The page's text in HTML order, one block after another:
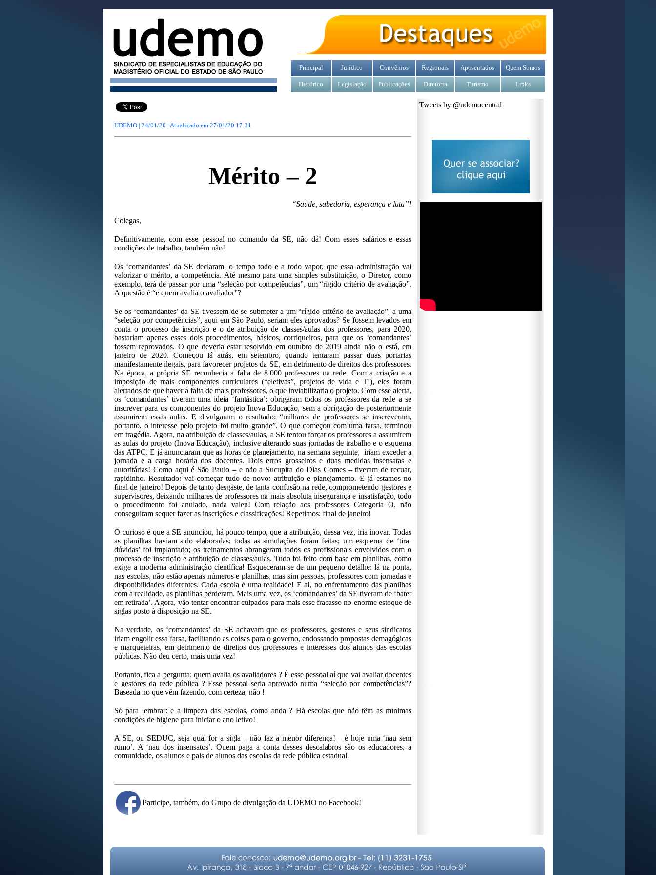
Principal Jurídico Convênios Regionais Aposentados Quem Somos
Histórico Legislação Publicações Diretoria Turismo Links
UDEMO | 24/01/20 | Atualizado em 27/01/20 17:31
Mérito – 2
“Saúde, sabedoria, esperança e luta”!
Colegas,
Definitivamente, com esse pessoal no comando da SE, não dá! Com esses salários e essas
condições de trabalho, também não!
Os ‘comandantes’ da SE declaram, o tempo todo e a todo vapor, que essa administração vai
valorizar o mérito, a competência. Até mesmo para uma simples substituição, o Diretor, como
exemplo, terá de passar por uma “seleção por competências”, um “rígido critério de avaliação”.
A questão é “e quem avalia o avaliador”?
Se os ‘comandantes’ da SE tivessem de se submeter a um “rígido critério de avaliação”, a uma
“seleção por competências”, aqui em São Paulo, seriam eles aprovados? Se fossem levados em
conta o processo de inscrição e o de atribuição de classes/aulas dos professores, para 2020,
bastariam apenas esses dois procedimentos, básicos, corriqueiros, para que os ‘comandantes’
fossem reprovados. O que deveria estar resolvido em outubro de 2019 ainda não o está, em
janeiro de 2020. Começou lá atrás, em setembro, quando tentaram passar duas portarias
manifestamente ilegais, para favorecer projetos da SE, em detrimento de direitos dos professores.
Na época, a própria SE reconhecia a falta de 8.000 professores na rede. Com a criação e a
imposição de mais componentes curriculares (“eletivas”, projetos de vida e TI), eles foram
alertados de que haveria falta de mais professores, o que inviabilizaria o projeto. Com esse alerta,
os ‘comandantes’ tiveram uma ideia ‘fantástica’: obrigaram todos os professores da rede a se
inscrever para os componentes do projeto Inova Educação, sem a obrigação de posteriormente
assumirem essas aulas. E divulgaram o resultado: “milhares de professores se inscreveram,
portanto, o interesse pelo projeto foi muito grande”. O que começou com uma farsa, terminou
em tragédia. Agora, na atribuição de classes/aulas, a SE tentou forçar os professores a assumirem
as aulas do projeto (Inova Educação), inclusive alterando suas jornadas de trabalho e o esquema
das ATPC. E já anunciaram que as horas de planejamento, na semana seguinte, iriam exceder a
jornada e a carga horária dos docentes. Dois erros grosseiros e duas medidas insensatas e
autoritárias! Como aqui é São Paulo – e não a Sucupira do Dias Gomes – tiveram de recuar,
rapidinho. Resultado: vai começar tudo de novo: atribuição e planejamento. E já estamos no
final de janeiro! Depois de tanto desgaste, de tanta confusão na rede, comprometendo gestores e
supervisores, deixando milhares de professores na mais absoluta insegurança e insatisfação, todo
o procedimento foi anulado, nada valeu! Com relação aos professores Categoria O, não
conseguiram sequer fazer as inscrições e classificações! Repetimos: final de janeiro!
O curioso é que a SE anunciou, há pouco tempo, que a atribuição, dessa vez, iria inovar. Todas
as planilhas haviam sido elaboradas; todas as simulações foram feitas; um esquema de ‘tira-
dúvidas’ foi implantado; os treinamentos abrangeram todos os profissionais envolvidos com o
processo de inscrição e atribuição de classes/aulas. Tudo foi feito com base em planilhas, como
exige a moderna administração científica! Esqueceram-se de um pequeno detalhe: lá na ponta,
nas escolas, não estão apenas números e planilhas, mas sim pessoas, professores com jornadas e
disponibilidades diferentes. Cada escola é uma realidade! E aí, no enfrentamento das planilhas
com a realidade, as planilhas perderam. Mais uma vez, os ‘comandantes’ da SE tiveram de ‘bater
em retirada’. Agora, vão tentar encontrar culpados para mais esse fracasso no enorme estoque de
siglas posto à disposição na SE.
Na verdade, os ‘comandantes’ da SE achavam que os professores, gestores e seus sindicatos
iriam engolir essa farsa, facilitando as coisas para o governo, endossando propostas demagógicas
e marqueteiras, em detrimento de direitos dos professores e interesses dos alunos das escolas
públicas. Não deu certo, mais uma vez!
Portanto, fica a pergunta: quem avalia os avaliadores ? É esse pessoal aí que vai avaliar docentes
e gestores da rede pública ? Esse pessoal seria aprovado numa “seleção por competências”?
Baseada no que vêm fazendo, com certeza, não !
Só para lembrar: e a limpeza das escolas, como anda ? Há escolas que não têm as mínimas
condições de higiene para iniciar o ano letivo!
A SE, ou SEDUC, seja qual for a sigla – não faz a menor diferença! – é hoje uma ‘nau sem
rumo’. A ‘nau dos insensatos’. Quem paga a conta desses descalabros são os educadores, a
comunidade, os alunos e pais de alunos das escolas da rede pública estadual.
Participe, também, do Grupo de divulgação da UDEMO no Facebook!
Tweets by @udemocentral